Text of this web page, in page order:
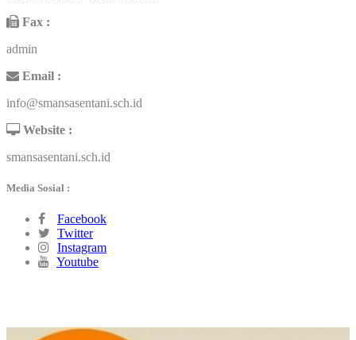
Fax :
admin
Email :
info@smansasentani.sch.id
Website :
smansasentani.sch.id
Media Sosial :
Facebook
Twitter
Instagram
Youtube